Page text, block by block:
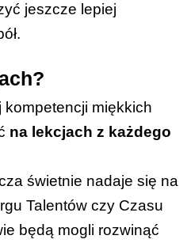
jeszcze lepiej
miękkich
na lekcjach z każdego
świetnie nadaje się na
Talentów czy Czasu
będą mogli rozwinąć